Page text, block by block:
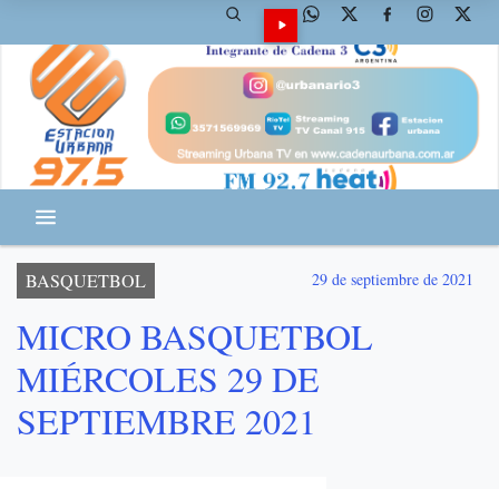
BASQUETBOL 29 de septiembre de 2021
MICRO BASQUETBOL
MIÉRCOLES 29 DE
SEPTIEMBRE 2021